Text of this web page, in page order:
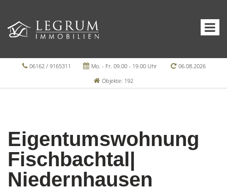
06162 / 9165311 Mo. - Fr. 09.00 - 19.00 Uhr
06.08.2026
Objekte: 192
Eigentumswohnung
Fischbachtal|
Niedernhausen